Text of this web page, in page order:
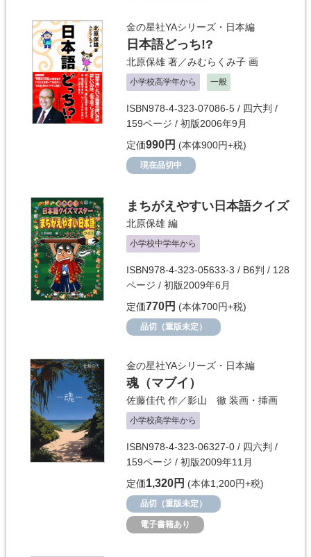
金の星社YAシリーズ・日本編
日本語どっち!?
北原保雄 著／みむらくみ子 画
小学校高学年から 一般
ISBN978-4-323-07086-5 / 四六判 /
159ページ / 初版2006年9月
定価990円 (本体900円+税)
現在品切中
まちがえやすい日本語クイズ
北原保雄 編
小学校中学年から
ISBN978-4-323-05633-3 / B6判 / 128
ページ / 初版2009年6月
定価770円 (本体700円+税)
品切（重版未定）
金の星社YAシリーズ・日本編
魂（マブイ）
佐藤佳代 作／影山 徹 装画・挿画
小学校高学年から
ISBN978-4-323-06327-0 / 四六判 /
159ページ / 初版2009年11月
定価1,320円 (本体1,200円+税)
品切（重版未定）
電子書籍あり